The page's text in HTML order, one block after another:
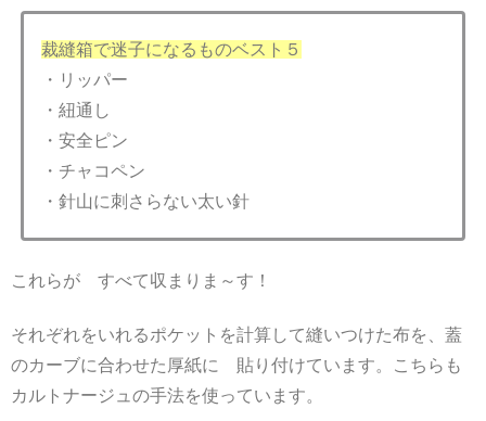
裁縫箱で迷子になるものベスト５
・リッパー
・紐通し
・安全ピン
・チャコペン
・針山に刺さらない太い針
これらが すべて収まりま～す！
それぞれをいれるポケットを計算して縫いつけた布を、蓋
のカーブに合わせた厚紙に 貼り付けています。こちらも
カルトナージュの手法を使っています。